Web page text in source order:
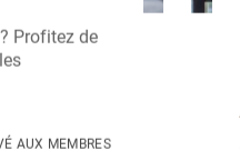
Profitez de
AUX MEMBRES